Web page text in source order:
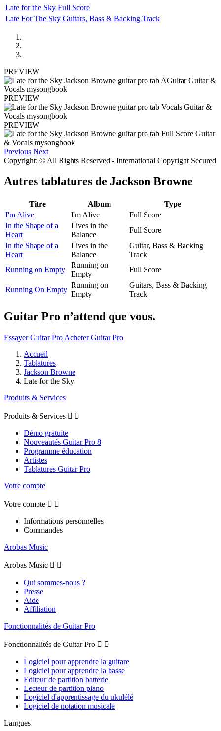
Late for the Sky Full Score
Late For The Sky Guitars, Bass & Backing Track
PREVIEW
PREVIEW
PREVIEW
Previous Next
Copyright: © All Rights Reserved - International Copyright Secured
Autres tablatures de Jackson Browne
Titre Album
Type
I'm Alive
I'm Alive
Full Score
In the Shape of a
Heart
Lives in the
Balance
Full Score
In the Shape of a
Heart
Lives in the
Balance
Guitar, Bass & Backing
Track
Running on Empty
Running on
Empty
Full Score
Running On Empty
Running on
Empty
Guitars, Bass & Backing
Track
Guitar Pro n’attend que vous.
Essayer Guitar Pro Acheter Guitar Pro
Accueil
Tablatures
Jackson Browne
Late for the Sky
Produits & Services
Produits & Services  
Démo gratuite
Nouveautés Guitar Pro 8
Programme éducation
Artistes
Tablatures Guitar Pro
Votre compte
Votre compte  
Informations personnelles
Commandes
Arobas Music
Arobas Music  
Qui sommes-nous ?
Presse
Aide
Affiliation
Fonctionnalités de Guitar Pro
Fonctionnalités de Guitar Pro  
Logiciel pour apprendre la guitare
Logiciel pour apprendre la basse
Editeur de partition batterie
Lecteur de partition piano
Logiciel d'apprentissage du ukulélé
Logiciel de notation musicale
Langues